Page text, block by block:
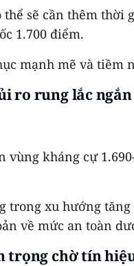
sẽ cần thêm
1.700 điểm.
mạnh mẽ và
ro rung lắc
kháng cự
xu hướng
về mức an toàn
trọng chờ tín